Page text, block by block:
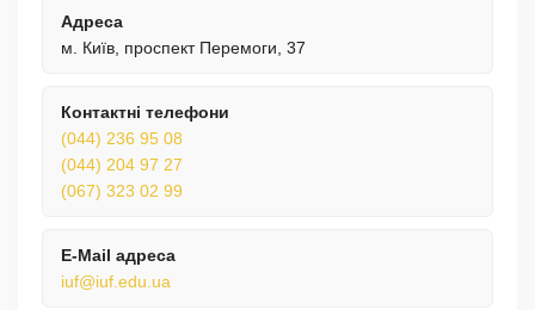
Адреса
м. Київ, проспект Перемоги, 37
Контактні телефони
(044) 236 95 08
(044) 204 97 27
(067) 323 02 99
E-Mail адреса
iuf@iuf.edu.ua